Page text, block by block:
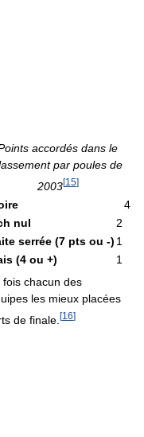
accordés dans le
par poules de
2003[15]
4
nul
2
serrée (7 pts ou -) 1
(4 ou +)
1
chacun des
les mieux placées
de finale. [16]